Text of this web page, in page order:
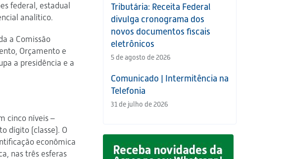
federal, estadual
analítico.
a Comissão
Orçamento e
a presidência e a
cinco níveis –
dígito (classe). O
econômica
nas três esferas
Tributária: Receita Federal
divulga cronograma dos
novos documentos fiscais
eletrônicos
5 de agosto de 2026
Comunicado | Intermitência na
Telefonia
31 de julho de 2026